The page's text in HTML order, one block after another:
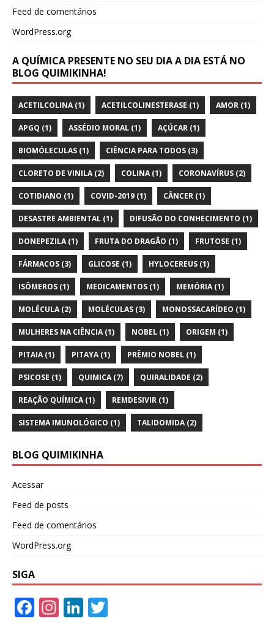
Feed de comentários
WordPress.org
A QUÍMICA PRESENTE NO SEU DIA A DIA ESTÁ NO
BLOG QUIMIKINHA!
ACETILCOLINA(1) ACETILCOLINESTERASE (1) AMOR (1)
APGQ (1) ASSÉDIO MORAL (1) AÇÚCAR (1)
BIOMÓLECULAS (1) CIÊNCIA PARA TODOS (3)
CLORETO DE VINILA(2) COLINA(1) CORONAVÍRUS (2)
COTIDIANO (1) COVID-2019 (1) CÂNCER (1)
DESASTRE AMBIENTAL (1) DIFUSÃO DO CONHECIMENTO (1)
DONEPEZILA(1) FRUTA DO DRAGÃO (1) FRUTOSE (1)
FÁRMACOS (3) GLICOSE (1) HYLOCEREUS (1)
ISÔMEROS (1) MEDICAMENTOS (1) MEMÓRIA(1)
MOLÉCULA(2) MOLÉCULAS (3) MONOSSACARÍDEO (1)
MULHERES NA CIÊNCIA(1) NOBEL (1) ORIGEM (1)
PITAIA(1) PITAYA(1) PRÊMIO NOBEL (1)
PSICOSE (1) QUIMICA(7) QUIRALIDADE (2)
REAÇÃO QUÍMICA(1) REMDESIVIR (1)
SISTEMA IMUNOLÓGICO (1) TALIDOMIDA(2)
BLOG QUIMIKINHA
Acessar
Feed de posts
Feed de comentários
WordPress.org
SIGA
F In Li